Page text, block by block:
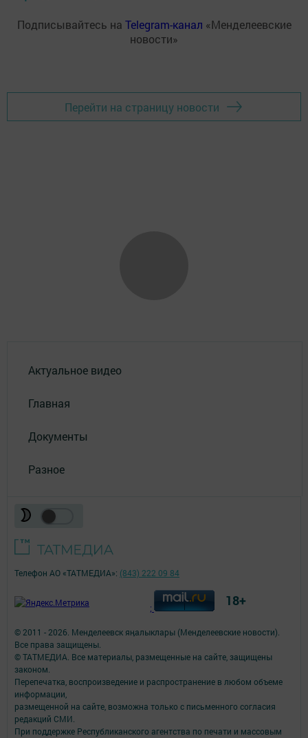
Подписывайтесь на Telegram-канал «Менделеевские
новости»
Перейти на страницу новости
Актуальное видео
Главная
Документы
Разное
© 2011 - 2026. Менделеевск яӊалыклары (Менделеевские новости).
Все права защищены.
© ТАТМЕДИА. Все материалы, размещенные на сайте, защищены
законом.
Перепечатка, воспроизведение и распространение в любом объеме
информации,
размещенной на сайте, возможна только с письменного согласия
редакций СМИ.
При поддержке Республиканского агентства по печати и массовым
Телефон АО «ТАТМЕДИА»: (843) 222 09 84
; 18+